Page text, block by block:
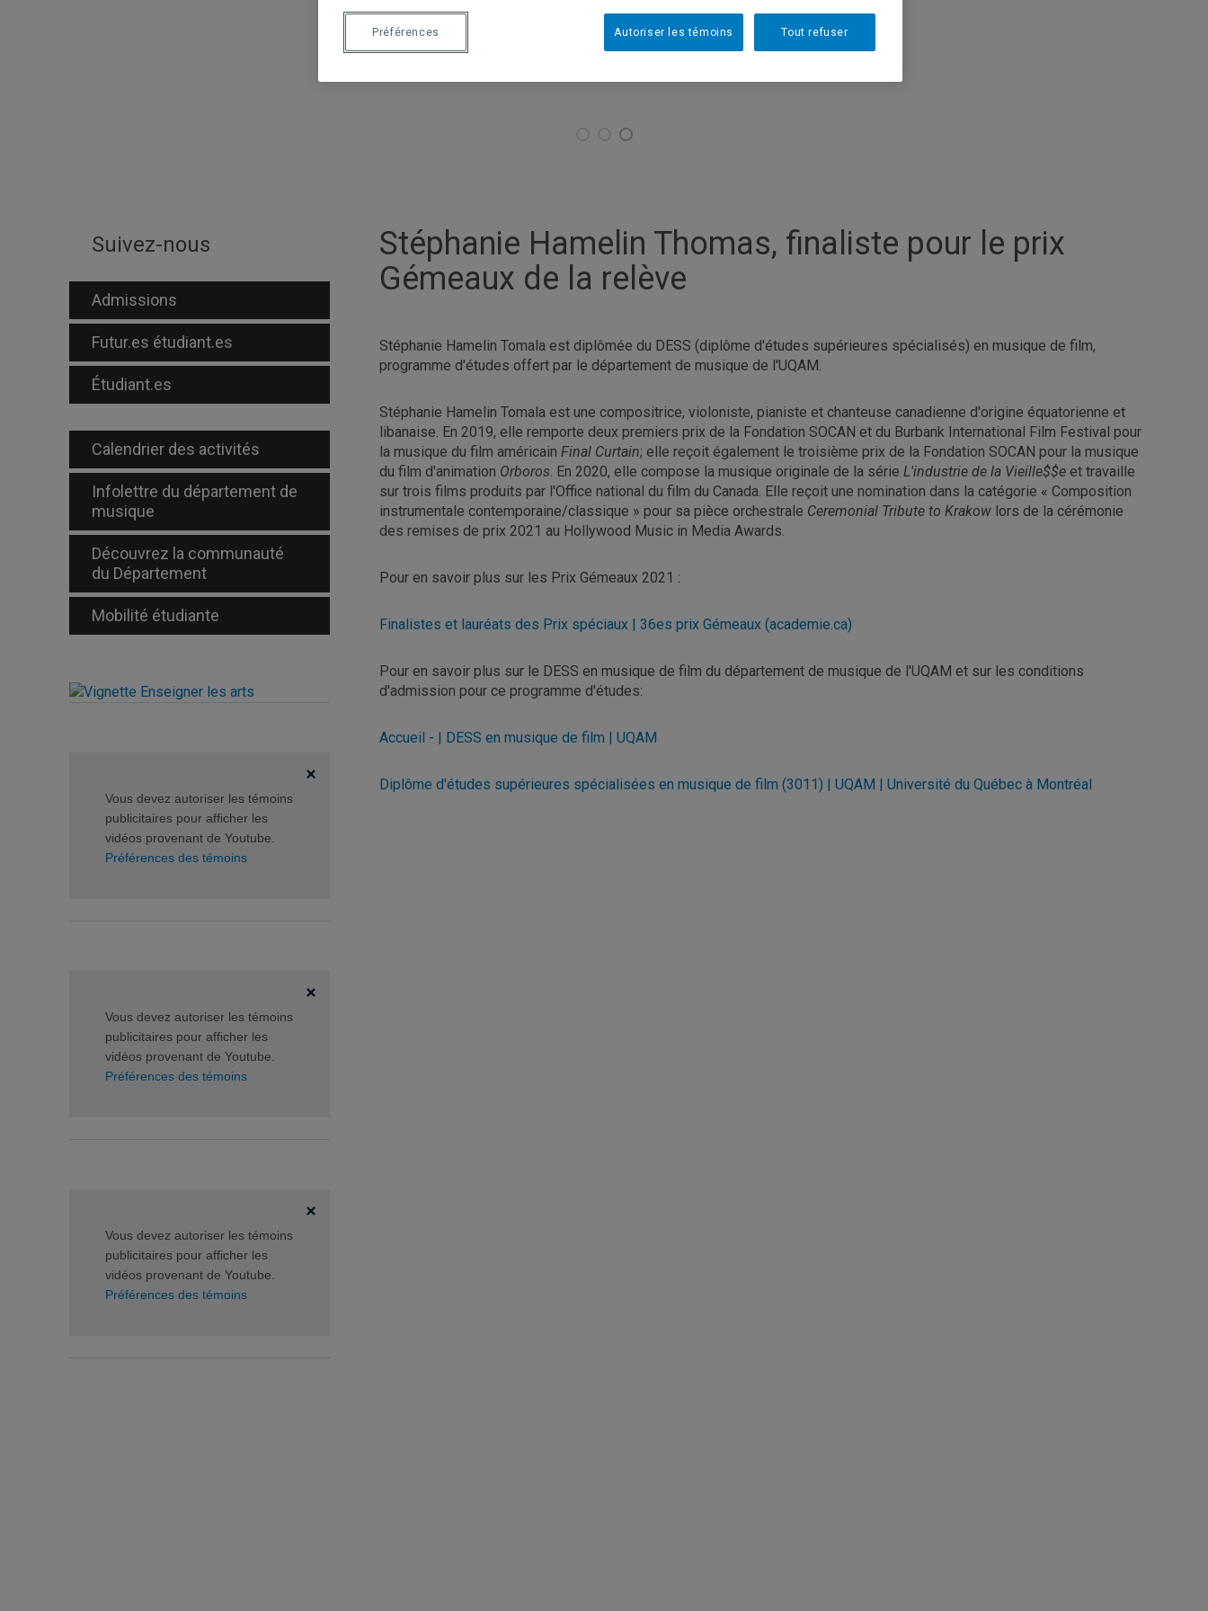
Suivez-nous
Admissions
Futur.es étudiant.es
Étudiant.es
Calendrier des activités
Infolettre du département de
musique
Découvrez la communauté
du Département
Mobilité étudiante
Vous devez autoriser les témoins
publicitaires pour afficher les
vidéos provenant de Youtube.
Préférences des témoins
Vous devez autoriser les témoins
publicitaires pour afficher les
vidéos provenant de Youtube.
Préférences des témoins
Vous devez autoriser les témoins
publicitaires pour afficher les
vidéos provenant de Youtube.
Préférences des témoins
Stéphanie Hamelin Thomas, finaliste pour le prix
Gémeaux de la relève
Stéphanie Hamelin Tomala est diplômée du DESS (diplôme d'études supérieures spécialisés) en musique de film,
programme d'études offert par le département de musique de l'UQAM.
Stéphanie Hamelin Tomala est une compositrice, violoniste, pianiste et chanteuse canadienne d'origine équatorienne et
libanaise. En 2019, elle remporte deux premiers prix de la Fondation SOCAN et du Burbank International Film Festival pour
la musique du film américain Final Curtain; elle reçoit également le troisième prix de la Fondation SOCAN pour la musique
du film d'animation Orboros. En 2020, elle compose la musique originale de la série L'industrie de la Vieille$$e et travaille
sur trois films produits par l'Office national du film du Canada. Elle reçoit une nomination dans la catégorie « Composition
instrumentale contemporaine/classique » pour sa pièce orchestrale Ceremonial Tribute to Krakow lors de la cérémonie
des remises de prix 2021 au Hollywood Music in Media Awards.
Pour en savoir plus sur les Prix Gémeaux 2021 :
Finalistes et lauréats des Prix spéciaux | 36es prix Gémeaux (academie.ca)
Pour en savoir plus sur le DESS en musique de film du département de musique de l'UQAM et sur les conditions
d'admission pour ce programme d'études:
Accueil - | DESS en musique de film | UQAM
Diplôme d'études supérieures spécialisées en musique de film (3011) | UQAM | Université du Québec à Montréal
Tout refuser
Autoriser les témoins
Préférences